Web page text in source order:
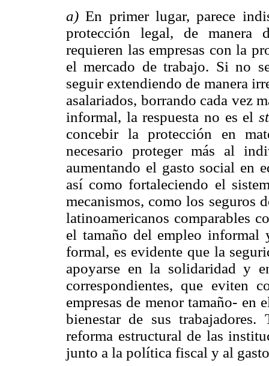
a) En primer lugar, parece
protección legal, de manera
requieren las empresas con la
el mercado de trabajo. Si no
seguir extendiendo de manera
asalariados, borrando cada vez
informal, la respuesta no es el
concebir la protección en
necesario proteger más al
aumentando el gasto social en
así como fortaleciendo el
mecanismos, como los seguros
latinoamericanos comparables
el tamaño del empleo informal
formal, es evidente que la
apoyarse en la solidaridad y
correspondientes, que eviten
empresas de menor tamaño-
bienestar de sus
reforma estructural de las
junto a la política fiscal y al